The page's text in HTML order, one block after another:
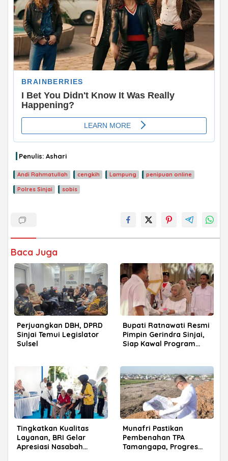
Penulis: Ashari
Andi Rahmatullah cengkih Lampung penipuan online
Polres Sinjai sobis
Baca Juga
Perjuangkan DBH, DPRD
Sinjai Temui Legislator
Sulsel
Bupati Ratnawati Resmi
Pimpin Gerindra Sinjai,
Siap Kawal Program
Tingkatkan Kualitas
Layanan, BRI Gelar
Apresiasi Nasabah
Munafri Pastikan
Pembenahan TPA
Tamangapa, Progres